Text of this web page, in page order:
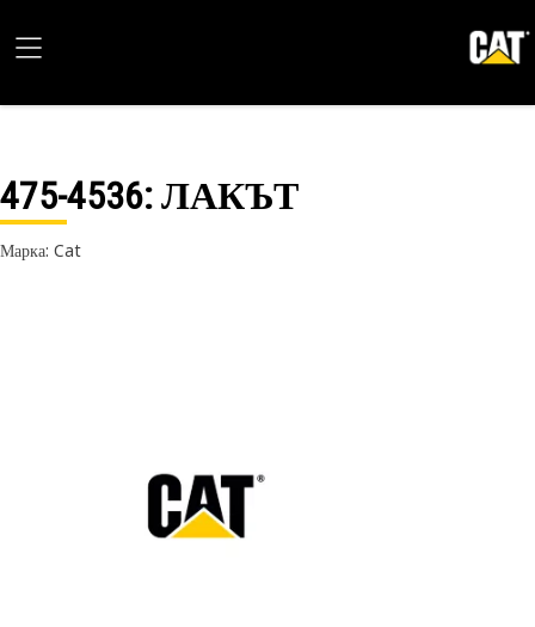
475-4536: ЛАКЪТ
Марка: Cat